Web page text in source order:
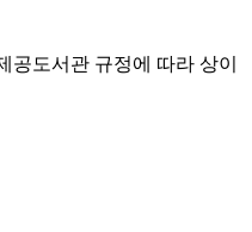
공도서관 규정에 따라 상이